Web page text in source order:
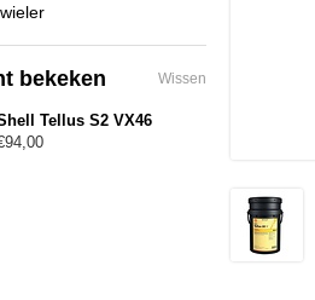
bekeken Wissen
Tellus S2 VX46